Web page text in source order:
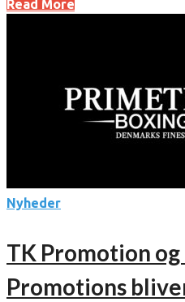
Read More
Nyheder
TK Promotion og
Promotions